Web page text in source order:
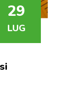
29
LUG